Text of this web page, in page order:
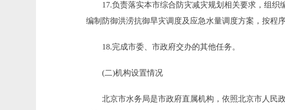
17.负责落实本市综合防灾减灾规划相关要求，组织
编制防御洪涝抗御旱灾调度及应急水量调度方案，按程
18.完成市委、市政府交办的其他任务。
(二)机构设置情况
北京市水务局是市政府直属机构，依照北京市人民政